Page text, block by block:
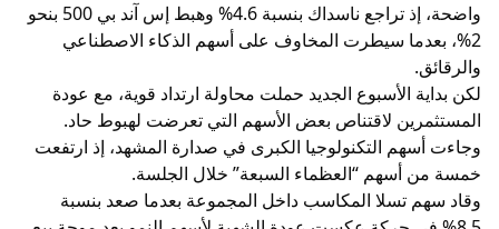
واضحة، إذ تراجع ناسداك بنسبة 4.6% وهبط إس آند بي 500 بنحو
2%، بعدما سيطرت المخاوف على أسهم الذكاء الاصطناعي
والرقائق.
لكن بداية الأسبوع الجديد حملت محاولة ارتداد قوية، مع عودة
المستثمرين لاقتناص بعض الأسهم التي تعرضت لهبوط حاد.
وجاءت أسهم التكنولوجيا الكبرى في صدارة المشهد، إذ ارتفعت
خمسة من أسهم “العظماء السبعة” خلال الجلسة.
وقاد سهم تسلا المكاسب داخل المجموعة بعدما صعد بنسبة